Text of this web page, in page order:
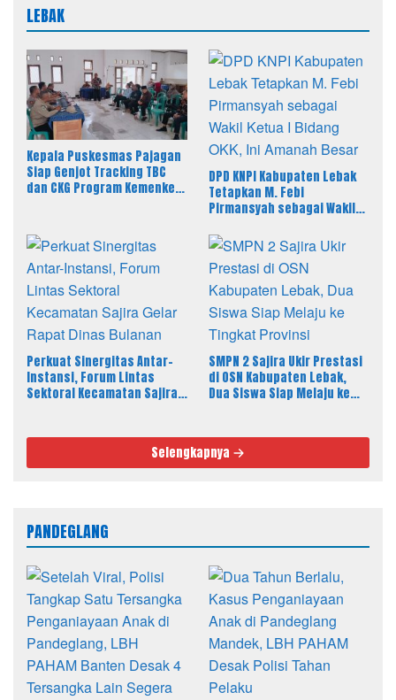
LEBAK
Kepala Puskesmas Pajagan
Siap Genjot Tracking TBC
dan CKG Program Kemenkes
DPD KNPI Kabupaten Lebak
Tetapkan M. Febi
Pirmansyah sebagai Wakil
Amanah Besar
Perkuat Sinergitas Antar-
Instansi, Forum Lintas
Sektoral Kecamatan Sajira
SMPN 2 Sajira Ukir Prestasi
di OSN Kabupaten Lebak,
Dua Siswa Siap Melaju ke
Selengkapnya
PANDEGLANG